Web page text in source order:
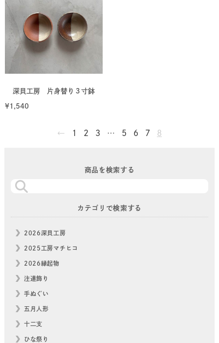
深貝工房 片身替り３寸鉢
¥1,540
← 1 2 3 … 5 6 7 8
商品を検索する
カテゴリで検索する
2026深貝工房
2025工房マチヒコ
2026縁起物
注連飾り
手ぬぐい
五月人形
十二支
ひな祭り